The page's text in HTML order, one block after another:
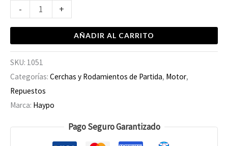
- +
AÑADIR AL CARRITO
SKU: 1051
Categorías: Cerchas y Rodamientos de Partida, Motor,
Repuestos
Marca: Haypo
Pago Seguro Garantizado